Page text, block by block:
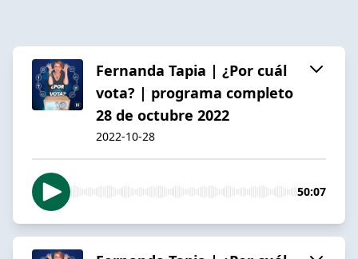
Fernanda Tapia | ¿Por cuál
vota? | programa completo
28 de octubre 2022
2022-10-28
50:07